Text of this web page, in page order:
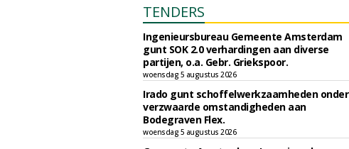
TENDERS
Ingenieursbureau Gemeente Amsterdam
gunt SOK 2.0 verhardingen aan diverse
partijen, o.a. Gebr. Griekspoor.
woensdag 5 augustus 2026
Irado gunt schoffelwerkzaamheden onder
verzwaarde omstandigheden aan
Bodegraven Flex.
woensdag 5 augustus 2026